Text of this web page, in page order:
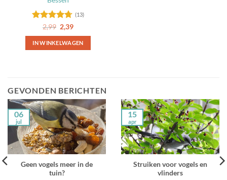
Gewaardeerd
4.69uit 5
(13)
2,99 Oorspronkelijke
prijs
was:
2,99.
2,39Huidige
is:
2,39.
IN WINKELWAGEN
GEVONDEN BERICHTEN
Geen vogels meer in de
tuin?
06
jul
Struiken voor vogels en
vlinders
15
apr